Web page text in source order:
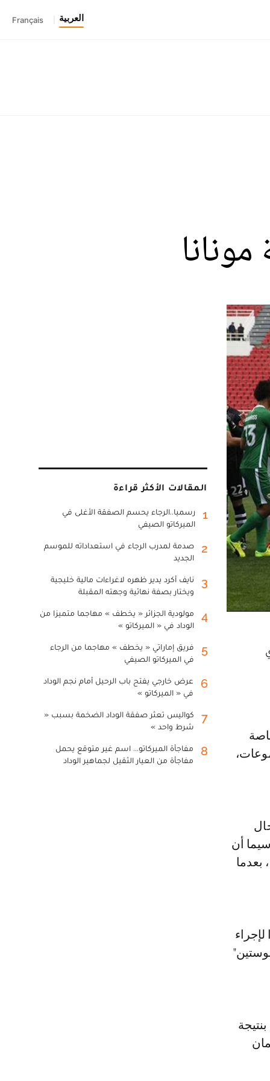
العربية Français
أن
بعدما
المقالات الأكثر قراءة
1
رسميا..الرجاء يحسم الصفقة الأغلى في
الميركاتو الصيفي
2
صدمة لمدرب الرجاء في استعداداته للموسم
الجديد
3
نايف أكرد يدير ظهره لاغراءات مالية خليجية
ويختار بصفة نهائية وجهته المقبلة
4
مولودية الجزائر « يخطف » مهاجما متميزا من
الوداد في « الميركاتو »
5
فريق إماراتي « يخطف » مهاجما من الرجاء
في الميركاتو الصيفي
6
عرض خارجي يفتح باب الرحيل أمام نجم الوداد
في « الميركاتو »
7
كواليس تعثر صفقة الوداد الضخمة بسبب «
شرط واحد »
8
مفاجأة الميركاتو... اسم غير متوقع يحمل
مفاجأة من العيار الثقيل لجماهير الوداد